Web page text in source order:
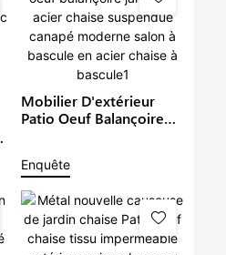
Mobilier D'extérieur
Patio Oeuf Balançoire
Moderne Salon À
Bascule En Acier Chaise
À Bascule1
Enquête